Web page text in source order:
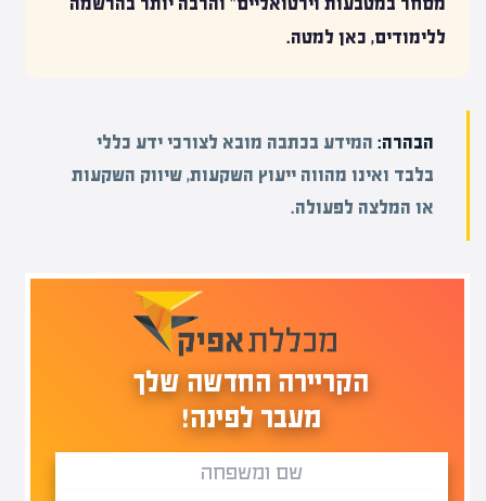
ללימודים, כאן למטה.
הבהרה: המידע בכתבה מובא לצורכי ידע כללי
בלבד ואינו מהווה ייעוץ השקעות, שיווק השקעות
או המלצה לפעולה.
הקריירה החדשה שלך
מעבר לפינה!